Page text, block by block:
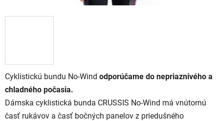
Cyklistickú bundu No-Wind odporúčame do nepriaznivého a
chladného počasia.
Dámska cyklistická bunda CRUSSIS No-Wind má vnútornú
časť rukávov a časť bočných panelov z priedušného